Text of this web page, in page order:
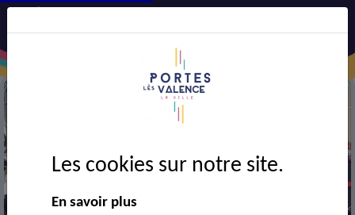
Les cookies sur notre site.
En savoir plus